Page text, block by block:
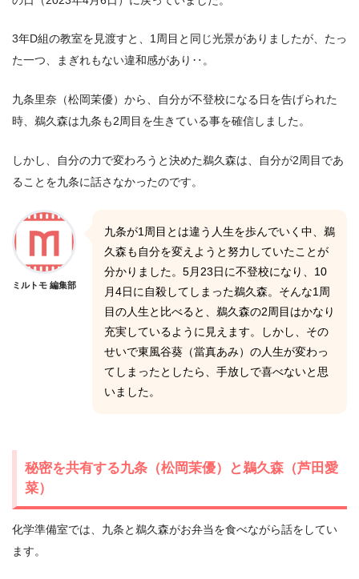
3年D組の教室を見渡すと、1周目と同じ光景がありましたが、たっ
た一つ、まぎれもない違和感があり‥。
九条里奈（松岡茉優）から、自分が不登校になる日を告げられた
時、鵜久森は九条も2周目を生きている事を確信しました。
しかし、自分の力で変わろうと決めた鵜久森は、自分が2周目であ
ることを九条に話さなかったのです。
ミルトモ 編集部
九条が1周目とは違う人生を歩んでいく中、鵜
久森も自分を変えようと努力していたことが
分かりました。5月23日に不登校になり、10
月4日に自殺してしまった鵜久森。そんな1周
目の人生と比べると、鵜久森の2周目はかなり
充実しているように見えます。しかし、その
せいで東風谷葵（當真あみ）の人生が変わっ
てしまったとしたら、手放しで喜べないと思
いました。
秘密を共有する九条（松岡茉優）と鵜久森（芦田愛
菜）
化学準備室では、九条と鵜久森がお弁当を食べながら話をしてい
ます。